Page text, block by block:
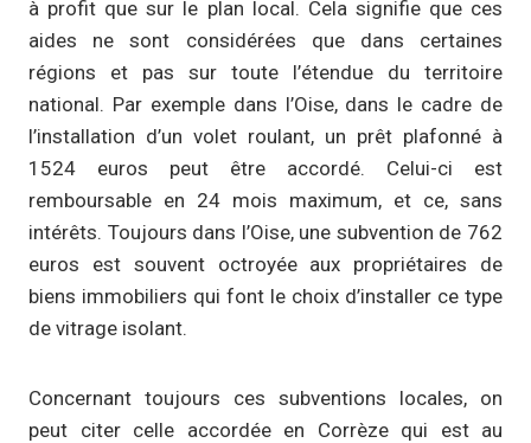
à profit que sur le plan local. Cela signifie que ces
aides ne sont considérées que dans certaines
régions et pas sur toute l’étendue du territoire
national. Par exemple dans l’Oise, dans le cadre de
l’installation d’un volet roulant, un prêt plafonné à
1524 euros peut être accordé. Celui-ci est
remboursable en 24 mois maximum, et ce, sans
intérêts. Toujours dans l’Oise, une subvention de 762
euros est souvent octroyée aux propriétaires de
biens immobiliers qui font le choix d’installer ce type
de vitrage isolant.
Concernant toujours ces subventions locales, on
peut citer celle accordée en Corrèze qui est au